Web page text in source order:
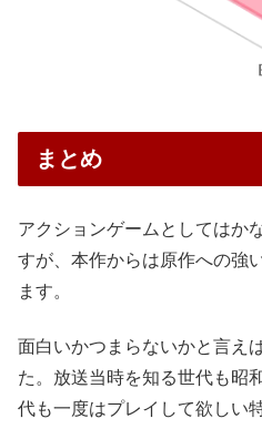
まとめ
アクションゲームとしてはか
すが、本作からは原作への強
ます。
面白いかつまらないかと言え
た。放送当時を知る世代も昭
代も一度はプレイして欲しい